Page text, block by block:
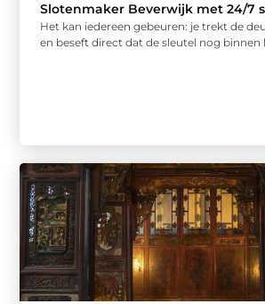
Slotenmaker Beverwijk met 24/7
Het kan iedereen gebeuren: je trekt de
en beseft direct dat de sleutel nog binnen